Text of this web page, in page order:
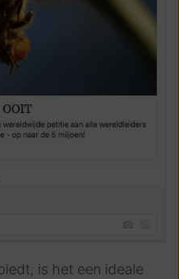
is het een ideale